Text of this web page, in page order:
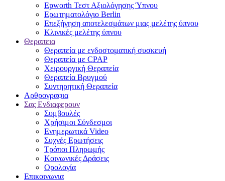
Epworth Τεστ Αξιολόγησης Ύπνου
Ερωτηματολόγιο Berlin
Επεξήγηση αποτελεσμάτων μιας μελέτης ύπνου
Κλινικές μελέτης ύπνου
Θεραπεια
Θεραπεία με ενδοστοματική συσκευή
Θεραπεία με CPAP
Χειρουργική Θεραπεία
Θεραπεία Βρυγμού
Συντηρητική Θεραπεία
Αρθρογραφια
Σας Ενδιαφερουν
Συμβουλές
Χρήσιμοι Σύνδεσμοι
Ενημερωτικά Video
Συχνές Ερωτήσεις
Τρόποι Πληρωμής
Κοινωνικές Δράσεις
Ορολογία
Επικοινωνια